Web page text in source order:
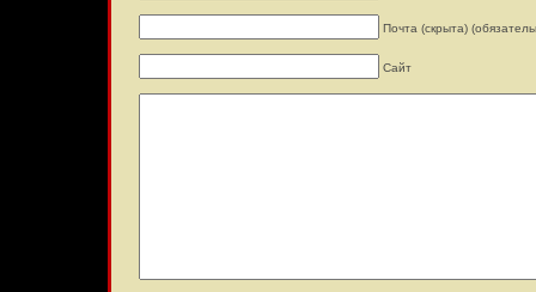
Почта (скрыта)
Сайт